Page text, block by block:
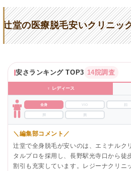
辻堂の医療脱毛安いクリニッ
安さランキング TOP3 14院調査
♀ レディース
全身 VIO
脚
＼編集部コメント／
辻堂で全身脱毛が安いのは、エミナルク
タルプロを採用し、長野駅光寺口から徒
割引も充実しています。レジーナクリニ